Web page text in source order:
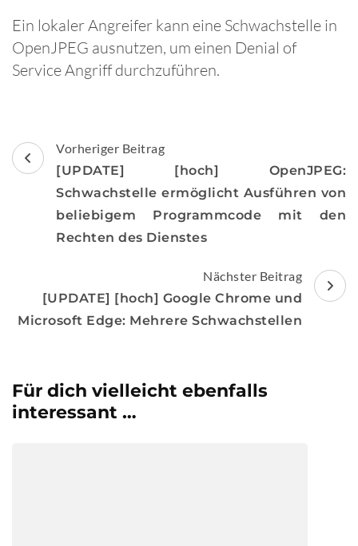
Ein lokaler Angreifer kann eine Schwachstelle in
OpenJPEG ausnutzen, um einen Denial of
Service Angriff durchzuführen.
Beitragsnavigation
Vorheriger Beitrag
[UPDATE] [hoch] OpenJPEG:
Schwachstelle ermöglicht Ausführen von
beliebigem Programmcode mit den
Rechten des Dienstes
Nächster Beitrag
[UPDATE] [hoch] Google Chrome und
Microsoft Edge: Mehrere Schwachstellen
Für dich vielleicht ebenfalls
interessant …